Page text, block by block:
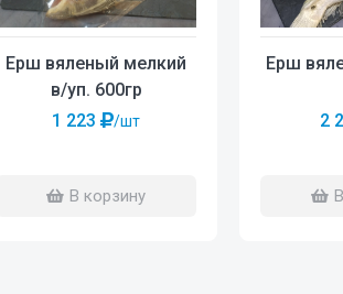
Ерш вяленый мелкий
в/уп. 600гр
1 223
/шт
В корзину
Ерш
2